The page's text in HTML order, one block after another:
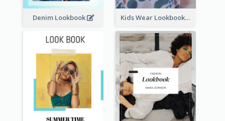
Denim Lookbook Kids Wear Lookbook